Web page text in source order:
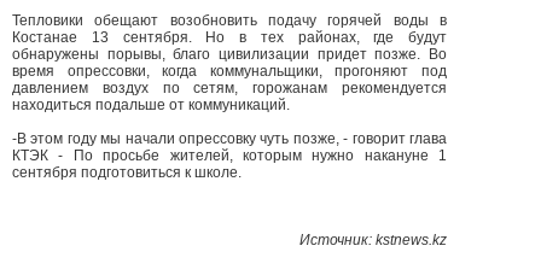
Тепловики обещают возобновить подачу горячей воды в
Костанае 13 сентября. Но в тех районах, где будут
обнаружены порывы, благо цивилизации придет позже. Во
время опрессовки, когда коммунальщики, прогоняют под
давлением воздух по сетям, горожанам рекомендуется
находиться подальше от коммуникаций.
-В этом году мы начали опрессовку чуть позже, - говорит глава
КТЭК - По просьбе жителей, которым нужно накануне 1
сентября подготовиться к школе.
Источник: kstnews.kz